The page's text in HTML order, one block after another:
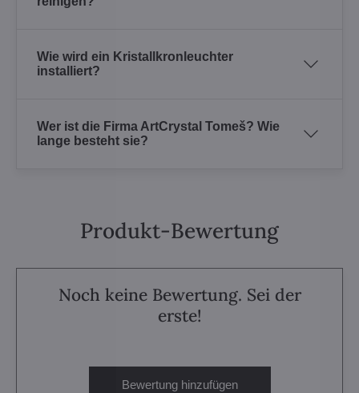
Wie wird ein Kristallkronleuchter
installiert?
Wer ist die Firma ArtCrystal Tomeš? Wie
lange besteht sie?
Produkt-Bewertung
Noch keine Bewertung. Sei der
erste!
Bewertung hinzufügen